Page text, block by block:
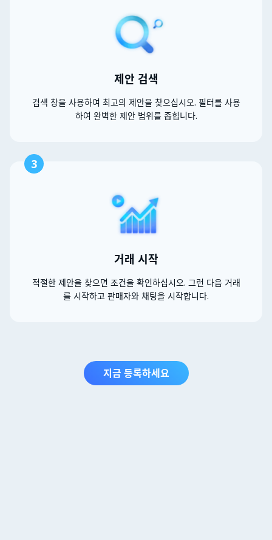
제안 검색
검색 창을 사용하여 최고의 제안을 찾으십시오. 필터를 사용
하여 완벽한 제안 범위를 좁힙니다.
3
거래 시작
적절한 제안을 찾으면 조건을 확인하십시오. 그런 다음 거래
를 시작하고 판매자와 채팅을 시작합니다.
지금 등록하세요